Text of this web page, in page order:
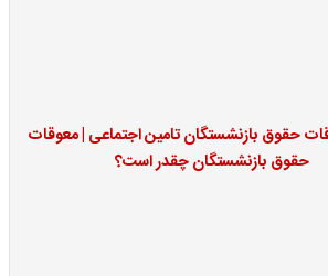
حقوق بازنشستگان تامین اجتماعی | معوقات
حقوق بازنشستگان چقدر است؟